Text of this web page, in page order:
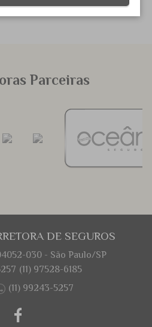
Parceiras
DE SEGUROS
030 - São Paulo/SP
(11) 97528-6185
(11) 99243-5257